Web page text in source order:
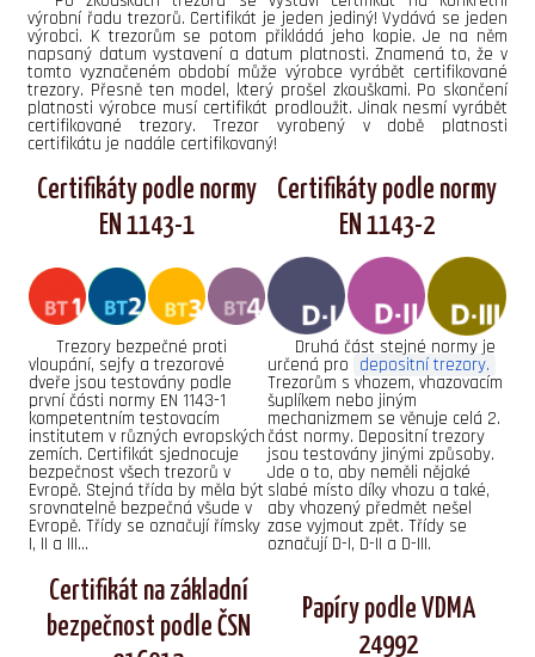
výrobní řadu trezorů. Certifikát je jeden jediný! Vydává se jeden
výrobci. K trezorům se potom přikládá jeho kopie. Je na něm
napsaný datum vystavení a datum platnosti. Znamená to, že v
tomto vyznačeném období může výrobce vyrábět certifikované
trezory. Přesně ten model, který prošel zkouškami. Po skončení
platnosti výrobce musí certifikát prodloužit. Jinak nesmí vyrábět
certifikované trezory. Trezor vyrobený v době platnosti
certifikátu je nadále certifikovaný!
Certifikáty podle normy
EN 1143-1
Certifikáty podle normy
EN 1143-2
Trezory bezpečné proti
vloupání, sejfy a trezorové
dveře jsou testovány podle
první části normy EN 1143-1
kompetentním testovacím
institutem v různých evropských
zemích. Certifikát sjednocuje
bezpečnost všech trezorů v
Evropě. Stejná třída by měla být
srovnatelně bezpečná všude v
Evropě. Třídy se označují římsky
I, II a III...
Druhá část stejné normy je
určená pro depositní trezory.
Trezorům s vhozem, vhazovacím
šuplíkem nebo jiným
mechanizmem se věnuje celá 2.
část normy. Depositní trezory
jsou testovány jinými způsoby.
Jde o to, aby neměli nějaké
slabé místo díky vhozu a také,
aby vhozený předmět nešel
zase vyjmout zpět. Třídy se
označují D-I, D-II a D-III.
Certifikát na základní
bezpečnost podle ČSN
Papíry podle VDMA
24992